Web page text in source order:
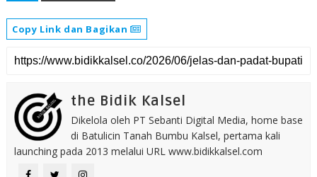
Copy Link dan Bagikan
the Bidik Kalsel
Dikelola oleh PT Sebanti Digital Media, home base
di Batulicin Tanah Bumbu Kalsel, pertama kali
launching pada 2013 melalui URL www.bidikkalsel.com